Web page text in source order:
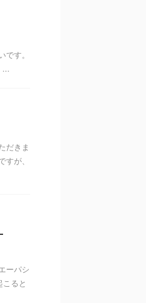
す。
...
だきま
が、
ーパシ
ると